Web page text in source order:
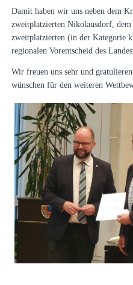
Damit haben wir uns neben dem
zweitplatzierten Nikolausdorf,
zweitplatzierten (in der Kategorie
regionalen Vorentscheid des
Wir freuen uns sehr und
wünschen für den weiteren